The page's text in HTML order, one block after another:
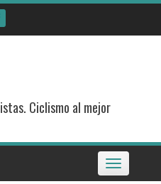
Ciclismo al mejor
Toggle
navigation